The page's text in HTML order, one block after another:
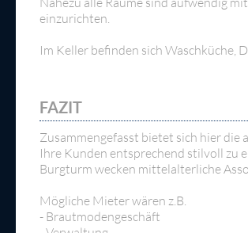
einzurichten.
Im Keller befinden sich Waschküche,
FAZIT
Zusammengefasst bietet sich hier
Ihre Kunden entsprechend stilvoll zu
Burgturm wecken mittelalterliche
Mögliche Mieter wären z.B.
- Brautmodengeschäft